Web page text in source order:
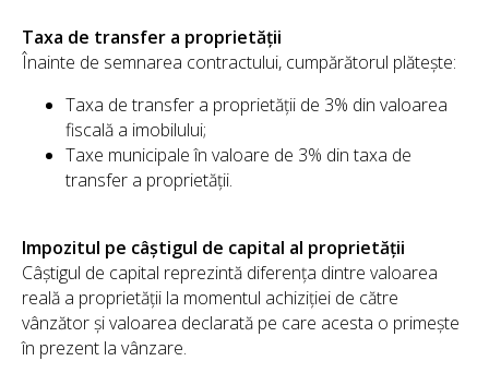
Taxa de transfer a proprietății
Înainte de semnarea contractului, cumpărătorul plătește:
Taxa de transfer a proprietății de 3% din valoarea
fiscală a imobilului;
Taxe municipale în valoare de 3% din taxa de
transfer a proprietății.
Impozitul pe câștigul de capital al proprietății
Câștigul de capital reprezintă diferența dintre valoarea
reală a proprietății la momentul achiziției de către
vânzător și valoarea declarată pe care acesta o primește
în prezent la vânzare.